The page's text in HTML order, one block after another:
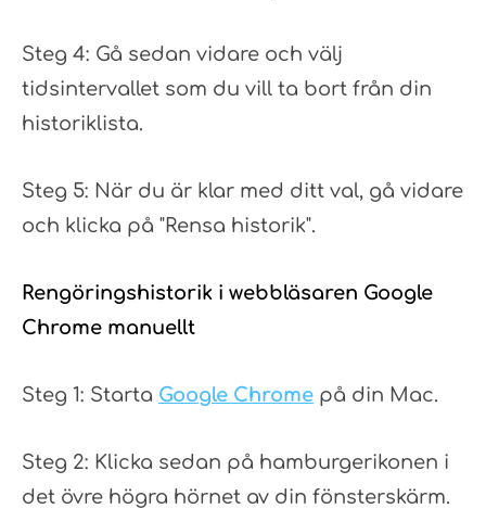
Steg 4: Gå sedan vidare och välj
tidsintervallet som du vill ta bort från din
historiklista.
Steg 5: När du är klar med ditt val, gå vidare
och klicka på "Rensa historik".
Rengöringshistorik i webbläsaren Google
Chrome manuellt
Steg 1: Starta Google Chrome på din Mac.
Steg 2: Klicka sedan på hamburgerikonen i
det övre högra hörnet av din fönsterskärm.